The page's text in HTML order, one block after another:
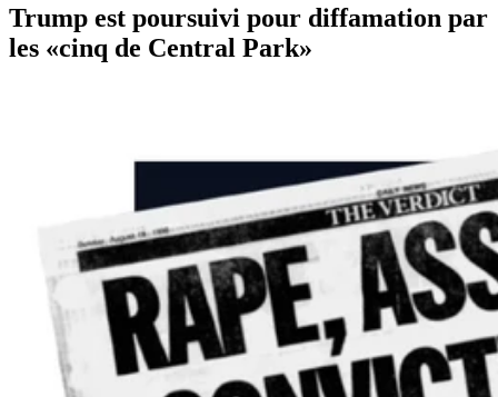
Trump est poursuivi pour diffamation par
les «cinq de Central Park»